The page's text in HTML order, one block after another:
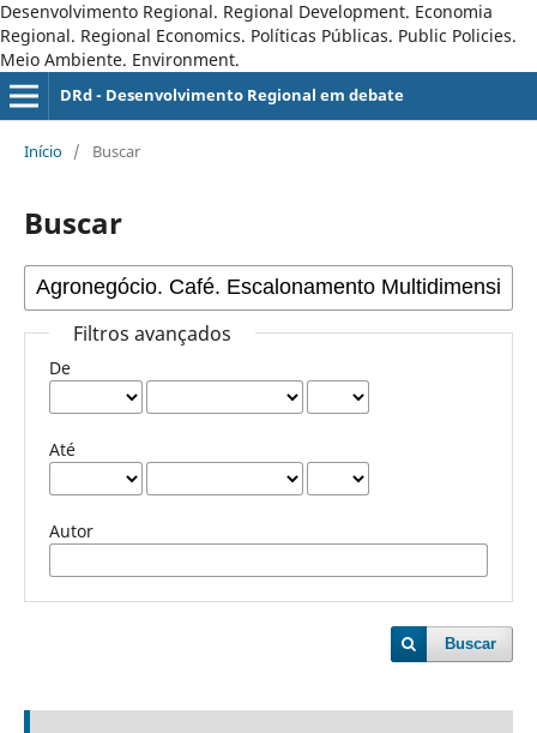
Desenvolvimento Regional. Regional Development. Economia
Regional. Regional Economics. Políticas Públicas. Public Policies.
Meio Ambiente. Environment.
DRd - Desenvolvimento Regional em debate
Início / Buscar
Buscar
Filtros avançados
De
Até
Autor
Buscar